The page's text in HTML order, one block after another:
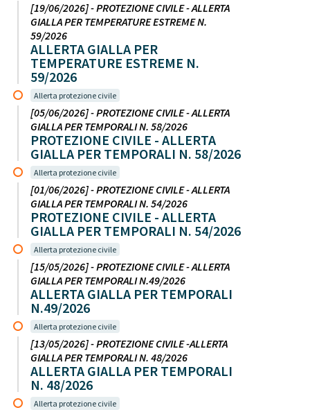
[19/06/2026] - PROTEZIONE CIVILE - ALLERTA
GIALLA PER TEMPERATURE ESTREME N.
59/2026
ALLERTA GIALLA PER
TEMPERATURE ESTREME N.
59/2026
Allerta protezione civile
[05/06/2026] - PROTEZIONE CIVILE - ALLERTA
GIALLA PER TEMPORALI N. 58/2026
PROTEZIONE CIVILE - ALLERTA
GIALLA PER TEMPORALI N. 58/2026
Allerta protezione civile
[01/06/2026] - PROTEZIONE CIVILE - ALLERTA
GIALLA PER TEMPORALI N. 54/2026
PROTEZIONE CIVILE - ALLERTA
GIALLA PER TEMPORALI N. 54/2026
Allerta protezione civile
[15/05/2026] - PROTEZIONE CIVILE - ALLERTA
GIALLA PER TEMPORALI N.49/2026
ALLERTA GIALLA PER TEMPORALI
N.49/2026
Allerta protezione civile
[13/05/2026] - PROTEZIONE CIVILE -ALLERTA
GIALLA PER TEMPORALI N. 48/2026
ALLERTA GIALLA PER TEMPORALI
N. 48/2026
Allerta protezione civile